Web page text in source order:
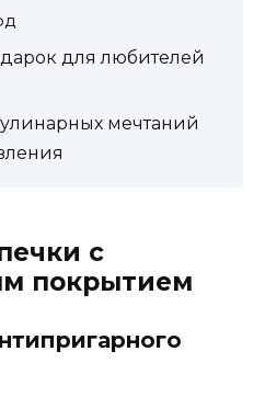
для любителей
мечтаний
с
покрытием